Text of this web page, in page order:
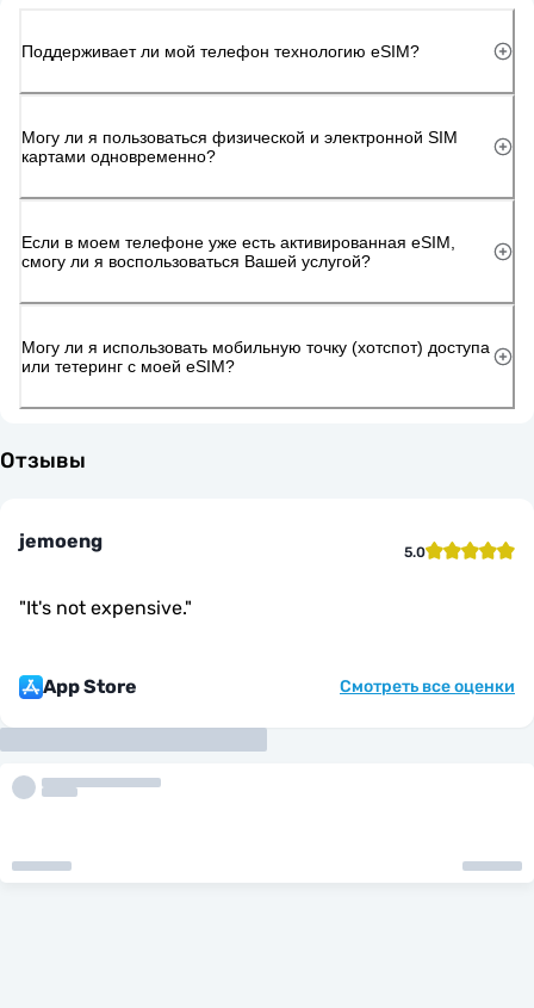
Поддерживает ли мой телефон технологию eSIM?
Могу ли я пользоваться физической и электронной SIM
картами одновременно?
Если в моем телефоне уже есть активированная eSIM,
смогу ли я воспользоваться Вашей услугой?
Могу ли я использовать мобильную точку (хотспот) доступа
или тетеринг с моей eSIM?
Отзывы
jemoeng 5.0
"It's not expensive."
App Store Смотреть все оценки